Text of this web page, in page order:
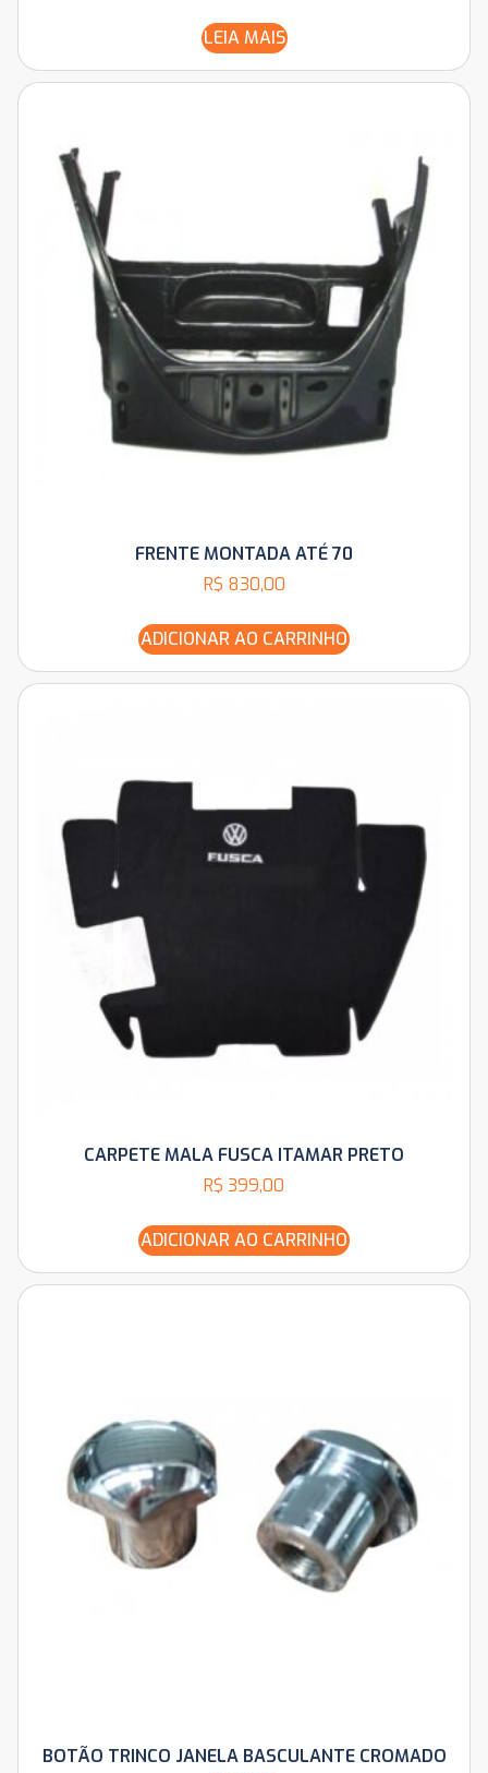
LEIA MAIS
FRENTE MONTADA ATÉ 70
R$ 830,00
ADICIONAR AO CARRINHO
CARPETE MALA FUSCA ITAMAR PRETO
R$ 399,00
ADICIONAR AO CARRINHO
BOTÃO TRINCO JANELA BASCULANTE CROMADO